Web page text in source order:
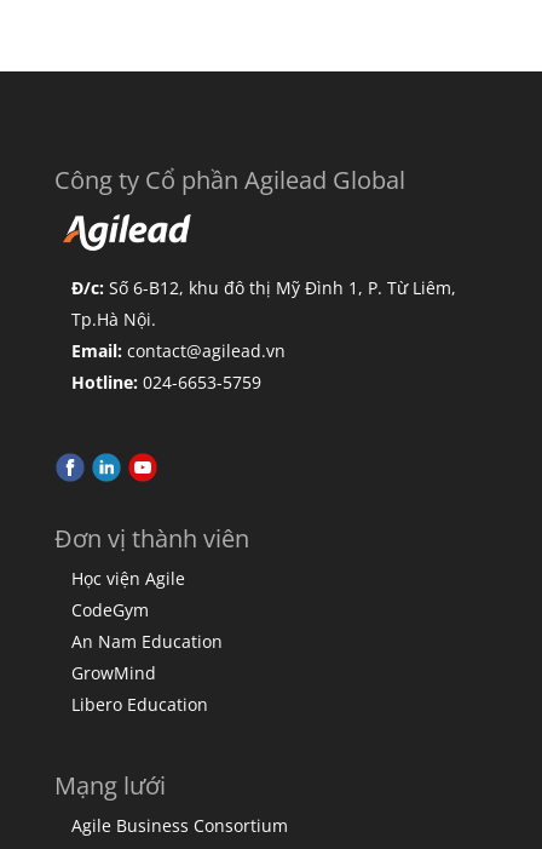
Công ty Cổ phần Agilead Global
Đ/c:Số 6-B12, khu đô thị Mỹ Đình 1, P. Từ Liêm,
Tp.Hà Nội.
Email: contact@agilead.vn
Hotline:024-6653-5759
Đơn vị thành viên
Học viện Agile
CodeGym
An Nam Education
GrowMind
Libero Education
Mạng lưới
Agile Business Consortium